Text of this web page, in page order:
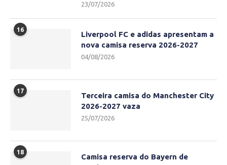
23/07/2026
16
Liverpool FC e adidas apresentam a
nova camisa reserva 2026-2027
04/08/2026
17
Terceira camisa do Manchester City
2026-2027 vaza
25/07/2026
18
Camisa reserva do Bayern de